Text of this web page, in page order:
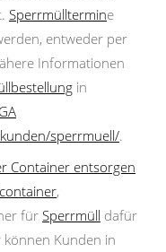
Sperrmülltermine
entweder per
Informationen
in
sperrmuell/.
Container entsorgen
,
für Sperrmüll dafür
Kunden in